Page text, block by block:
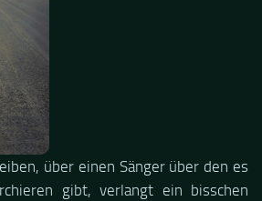
über einen Sänger über den es
gibt, verlangt ein bisschen